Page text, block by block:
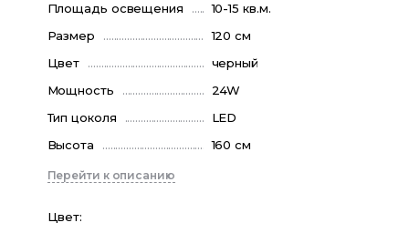
Площадь освещения
10-15 кв.м.
Размер
120 см
Цвет
черный
Мощность
24W
Тип цоколя
LED
Высота
160 см
Перейти к описанию
Цвет: